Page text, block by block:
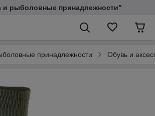
и рыболовные принадлежности"
принадлежности Обувь и